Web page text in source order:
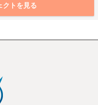
クトを見る